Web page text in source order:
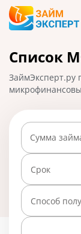
Карты
Кредиты
Ипотека
Займы
Вклады
Бизнес
Список
ЗаймЭксперт.ру
требованиями
и высоким
01.05.2025 вам
от 0% в день.
Сумма
Срок
Способ